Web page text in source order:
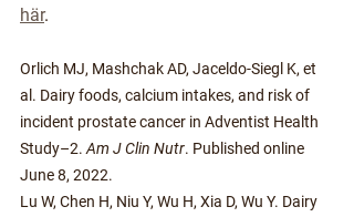
här.
Orlich MJ, Mashchak AD, Jaceldo-Siegl K, et
al. Dairy foods, calcium intakes, and risk of
incident prostate cancer in Adventist Health
Study–2. Am J Clin Nutr. Published online
June 8, 2022.
Lu W, Chen H, Niu Y, Wu H, Xia D, Wu Y. Dairy